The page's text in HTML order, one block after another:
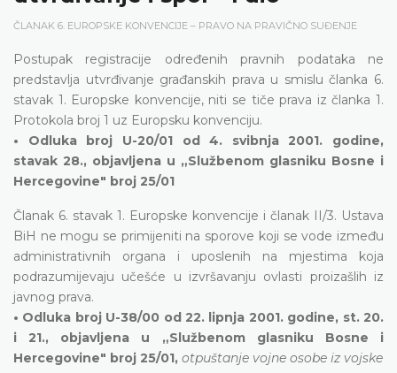
ČLANAK 6. EUROPSKE KONVENCIJE – PRAVO NA PRAVIČNO SUĐENJE
Postupak registracije određenih pravnih podataka ne
predstavlja utvrđivanje građanskih prava u smislu članka 6.
stavak 1. Europske konvencije, niti se tiče prava iz članka 1.
Protokola broj 1 uz Europsku konvenciju.
• Odluka broj U-20/01 od 4. svibnja 2001. godine,
stavak 28., objavljena u „Službenom glasniku Bosne i
Hercegovine" broj 25/01
Članak 6. stavak 1. Europske konvencije i članak II/3. Ustava
BiH ne mogu se primijeniti na sporove koji se vode između
administrativnih organa i uposlenih na mjestima koja
podrazumijevaju učešće u izvršavanju ovlasti proizašlih iz
javnog prava.
• Odluka broj U-38/00 od 22. lipnja 2001. godine, st. 20.
i 21., objavljena u „Službenom glasniku Bosne i
Hercegovine" broj 25/01, otpuštanje vojne osobe iz vojske